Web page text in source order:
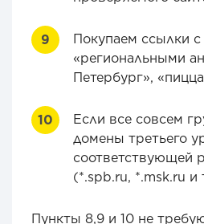
Покупаем ссылки
«региональными
Петербург»,
Если все совсем
домены третьего
соответствующей
(*.spb.ru, *.msk.ru и
Пункты 8,9 и 10 не